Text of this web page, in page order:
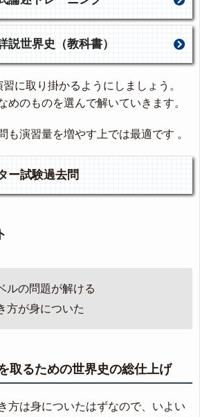
説世界史（教科書）
に取り掛かるようにしましょう。
めのものを選んで解いていきます。
も演習量を増やす上では最適です 。
ー試験過去問
ルの問題が解ける
方が身についた
取るための世界史の総仕上げ
方は身についたはずなので、いよい